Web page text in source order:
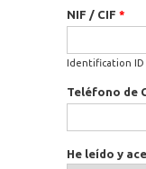
NIF / CIF *
Identification ID
Teléfono de
He leído y